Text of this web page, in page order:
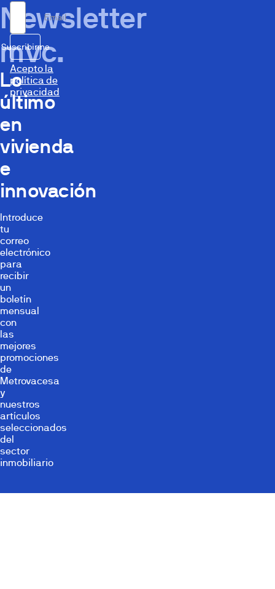
Newsletter
mvc.
Lo
último
en
vivienda
e
innovación
Introduce
tu
correo
electrónico
para
recibir
un
boletín
mensual
con
las
mejores
promociones
de
Metrovacesa
y
nuestros
artículos
seleccionados
del
sector
inmobiliario
Email
Suscribirme
Acepto la
política de
privacidad